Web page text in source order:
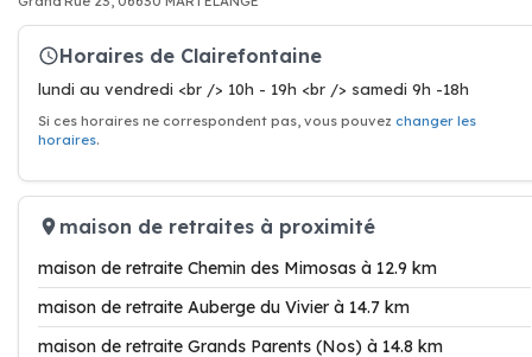
Horaires de Clairefontaine
lundi au vendredi <br /> 10h - 19h <br /> samedi 9h -18h
Si ces horaires ne correspondent pas, vous pouvez changer les
horaires.
maison de retraites à proximité
maison de retraite Chemin des Mimosas à 12.9 km
maison de retraite Auberge du Vivier à 14.7 km
maison de retraite Grands Parents (Nos) à 14.8 km